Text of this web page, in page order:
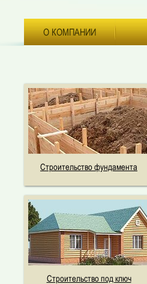
О КОМПАНИИ
Строительство фундамента
Строительство под ключ